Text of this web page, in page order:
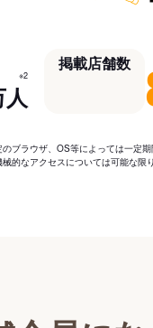
※2
掲載店舗数
ブラウザ、OS等によっては一
的なアクセスについては可能な限